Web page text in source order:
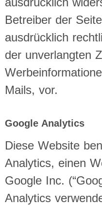
Betreiber der
ausdrücklich
der unverlangten
Mails, vor.
Google Analytics
Diese Website
Analytics, einen
Google Inc.
Analytics